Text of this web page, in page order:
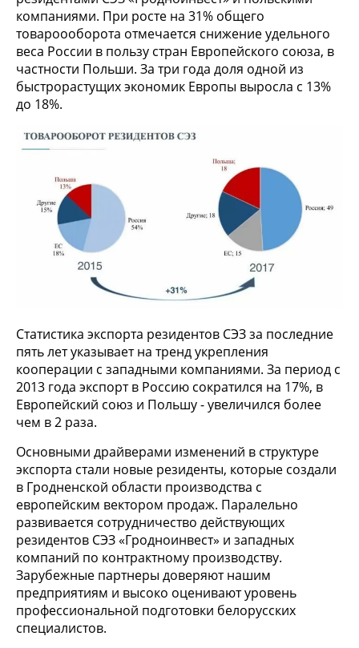
компаниями. При росте на 31% общего
товароооборота отмечается снижение удельного
веса России в пользу стран Европейского союза, в
частности Польши. За три года доля одной из
быстрорастущих экономик Европы выросла с 13%
до 18%.
Статистика экспорта резидентов СЭЗ за последние
пять лет указывает на тренд укрепления
кооперации с западными компаниями. За период с
2013 года экспорт в Россию сократился на 17%, в
Европейский союз и Польшу - увеличился более
чем в 2 раза.
Основными драйверами изменений в структуре
экспорта стали новые резиденты, которые создали
в Гродненской области производства с
европейским вектором продаж. Паралельно
развивается сотрудничество действующих
резидентов СЭЗ «Гродноинвест» и западных
компаний по контрактному производству.
Зарубежные партнеры доверяют нашим
предприятиям и высоко оценивают уровень
профессиональной подготовки белорусских
специалистов.